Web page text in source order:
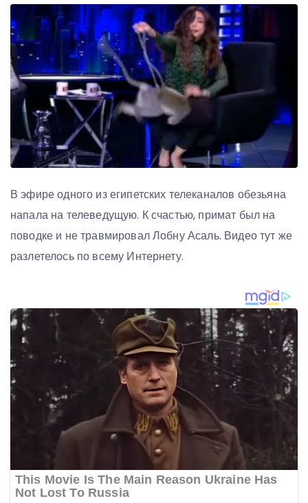
В эфире одного из египетских телеканалов обезьяна
напала на телеведущую. К счастью, примат был на
поводке и не травмировал Лобну Асаль. Видео тут же
разлетелось по всему Интернету.